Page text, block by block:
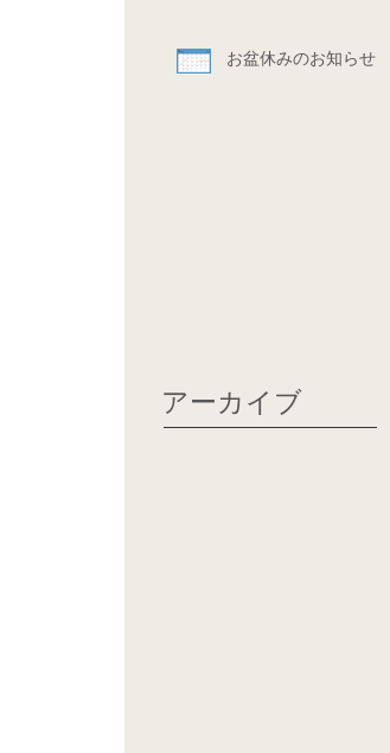
お盆休みのお知らせ
アーカイブ